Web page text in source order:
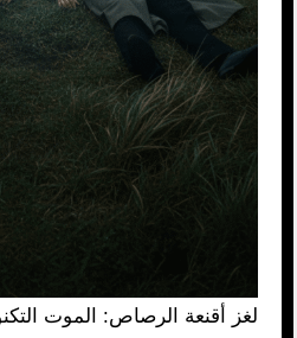
لغز أقنعة الرصاص: الموت